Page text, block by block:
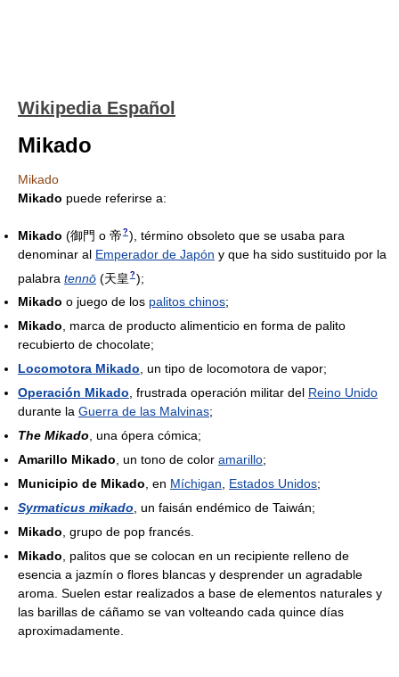
Wikipedia Español
Mikado
Mikado
Mikado puede referirse a:
Mikado (御門 o 帝 ? ) , término obsoleto que se usaba para
denominar al Emperador de Japón y que ha sido sustituido por la
palabra tennō (天皇 ? );
Mikado o juego de los palitos chinos;
Mikado, marca de producto alimenticio en forma de palito
recubierto de chocolate;
Locomotora Mikado, un tipo de locomotora de vapor;
Operación Mikado, frustrada operación militar del Reino Unido
durante la Guerra de las Malvinas;
The Mikado, una ópera cómica;
Amarillo Mikado, un tono de color amarillo;
Municipio de Mikado, en Míchigan, Estados Unidos;
Syrmaticus mikado, un faisán endémico de Taiwán;
Mikado, grupo de pop francés.
Mikado, palitos que se colocan en un recipiente relleno de
esencia a jazmín o flores blancas y desprender un agradable
aroma. Suelen estar realizados a base de elementos naturales y
las barillas de cáñamo se van volteando cada quince días
aproximadamente.